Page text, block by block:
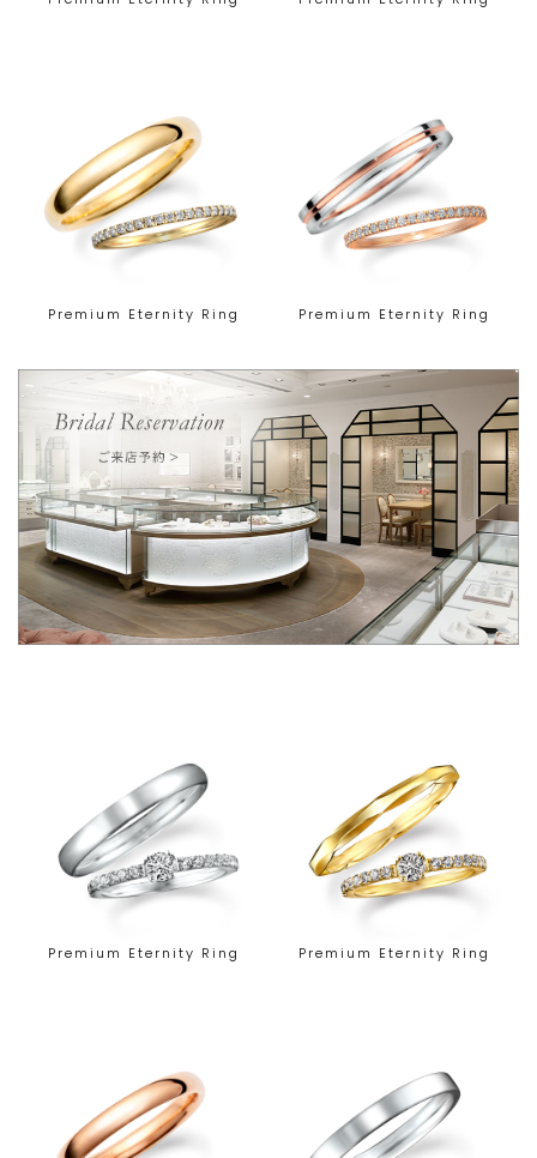
Premium Eternity Ring Premium Eternity Ring
Premium Eternity Ring Premium Eternity Ring